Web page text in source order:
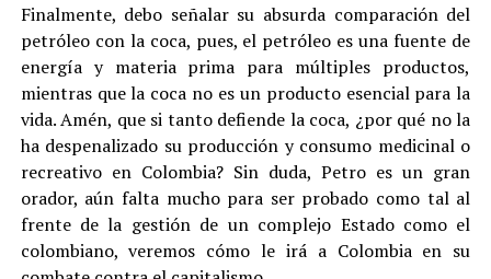
Finalmente, debo señalar su absurda comparación del
petróleo con la coca, pues, el petróleo es una fuente de
energía y materia prima para múltiples productos,
mientras que la coca no es un producto esencial para la
vida. Amén, que si tanto defiende la coca, ¿por qué no la
ha despenalizado su producción y consumo medicinal o
recreativo en Colombia? Sin duda, Petro es un gran
orador, aún falta mucho para ser probado como tal al
frente de la gestión de un complejo Estado como el
colombiano, veremos cómo le irá a Colombia en su